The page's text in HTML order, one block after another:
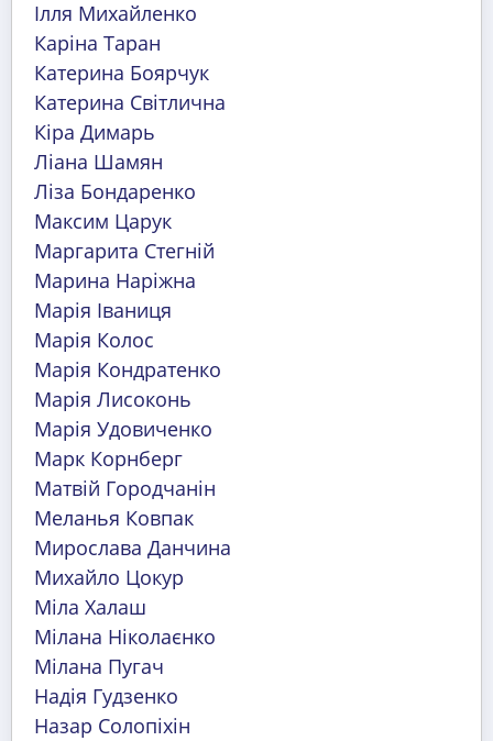
Ілля Михайленко
Каріна Таран
Катерина Боярчук
Катерина Світлична
Кіра Димарь
Ліана Шамян
Ліза Бондаренко
Максим Царук
Маргарита Стегній
Марина Наріжна
Марія Іваниця
Марія Колос
Марія Кондратенко
Марія Лисоконь
Марія Удовиченко
Марк Корнберг
Матвій Городчанін
Меланья Ковпак
Мирослава Данчина
Михайло Цокур
Міла Халаш
Мілана Ніколаєнко
Мілана Пугач
Надія Гудзенко
Назар Солопіхін